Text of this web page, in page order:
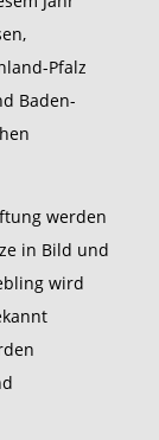
Pfalz
Baden-
werden
in Bild und
wird